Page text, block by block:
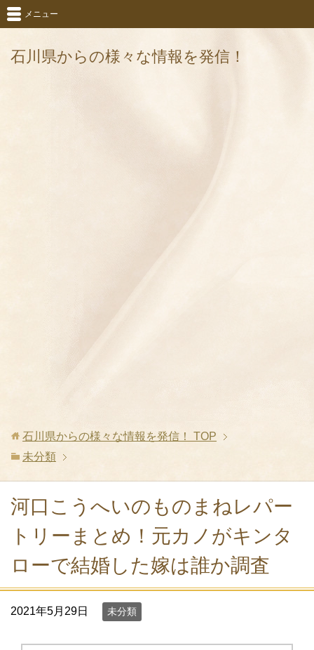
石川県からの様々な情報を発信！
メニュー
石川県からの様々な情報を発信！
TOP
未分類
河口こうへいのものまねレパー
トリーまとめ！元カノがキンタ
ローで結婚した嫁は誰か調査
2021年5月29日 未分類